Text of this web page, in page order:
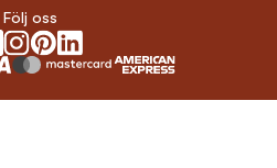
Följ oss